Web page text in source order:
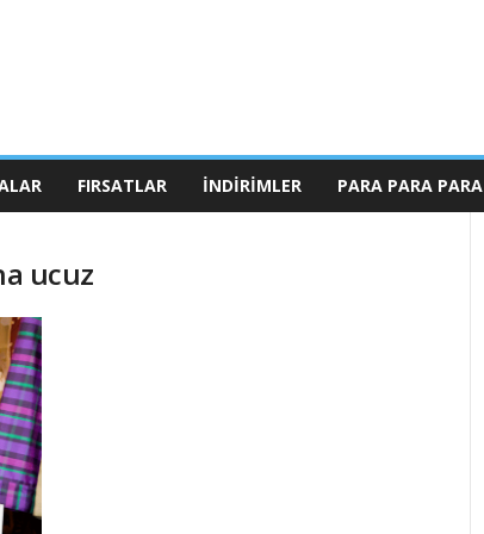
FIRSATLAR İNDIRIMLER PARA PARA PARA
ucuz